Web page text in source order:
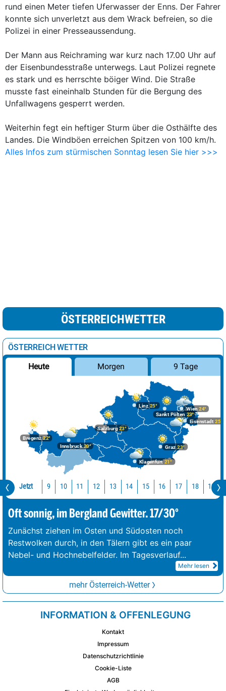
rund einen Meter tiefen Uferwasser der Enns. Der Fahrer
konnte sich unverletzt aus dem Wrack befreien, so die
Polizei in einer Presseaussendung.
Der Mann aus Reichraming war kurz nach 17.00 Uhr auf
der Eisenbundesstraße unterwegs. Laut Polizei regnete
es stark und es herrschte böiger Wind. Die Straße
musste fast eineinhalb Stunden für die Bergung des
Unfallwagens gesperrt werden.
Weiterhin fegt ein heftiger Sturm über die Osthälfte des
Landes. Die Windböen erreichen Spitzen von 100 km/h.
Alles Infos zum stürmischen Sonntag lesen Sie hier >>>
ÖSTERREICHWETTER
ÖSTERREICH WETTER
Heute Morgen 9 Tage
Bregenz22°
Graz23°
Innsbruck20°
Klagenfurt 21°
Linz25°
Salzburg23°
Wien 24°
Eisenstadt 25°
Sankt Pölten 23°
Jetzt 9 10 11 12 13 14 15 16 17 18 19
Oft sonnig, im Bergland Gewitter. 17/30°
Zunächst ziehen im Osten und Südosten noch
Restwolken durch, in den Tälern gibt es ein paar
Nebel- und Hochnebelfelder. Im Tagesverlauf...
Mehr lesen
mehr Österreich-Wetter
INFORMATION & OFFENLEGUNG
Kontakt
Impressum
Datenschutzrichtlinie
Cookie-Liste
AGB